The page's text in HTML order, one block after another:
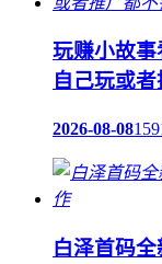
玩赚小故事
自己玩或
2026-08-08
白泽首码